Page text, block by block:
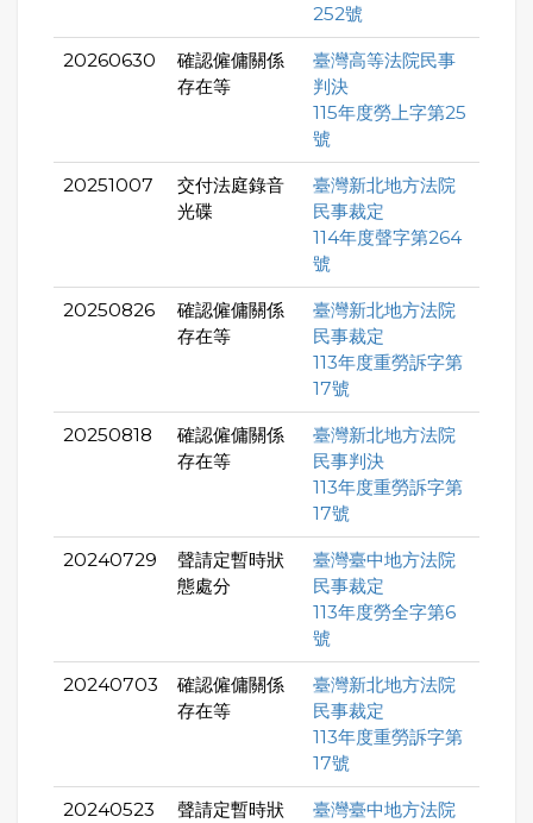
252號
20260630
確認僱傭關係
存在等
臺灣高等法院民事
判決
115年度勞上字第25
號
20251007
交付法庭錄音
光碟
臺灣新北地方法院
民事裁定
114年度聲字第264
號
20250826
確認僱傭關係
存在等
臺灣新北地方法院
民事裁定
113年度重勞訴字第
17號
20250818
確認僱傭關係
存在等
臺灣新北地方法院
民事判決
113年度重勞訴字第
17號
20240729
聲請定暫時狀
態處分
臺灣臺中地方法院
民事裁定
113年度勞全字第6
號
20240703
確認僱傭關係
存在等
臺灣新北地方法院
民事裁定
113年度重勞訴字第
17號
20240523
聲請定暫時狀
臺灣臺中地方法院